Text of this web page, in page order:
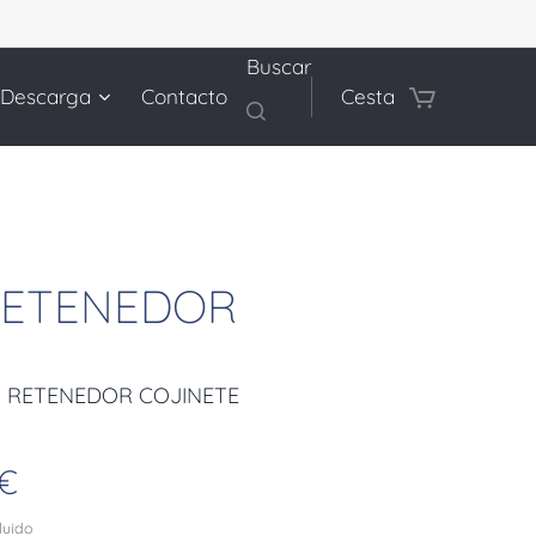
Contacto
Buscar
Cesta
RETENEDOR COJINETE